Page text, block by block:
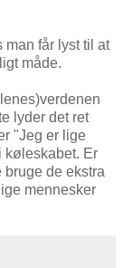
man får lyst til at
måde.
lyder det ret
"Jeg er lige
køleskabet. Er
de ekstra
mennesker